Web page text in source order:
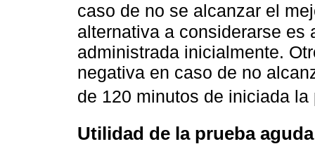
caso de no se alcanzar el
alternativa a considerarse es
administrada inicialmente.
negativa en caso de no
de 120 minutos de iniciada
Utilidad de la prueba